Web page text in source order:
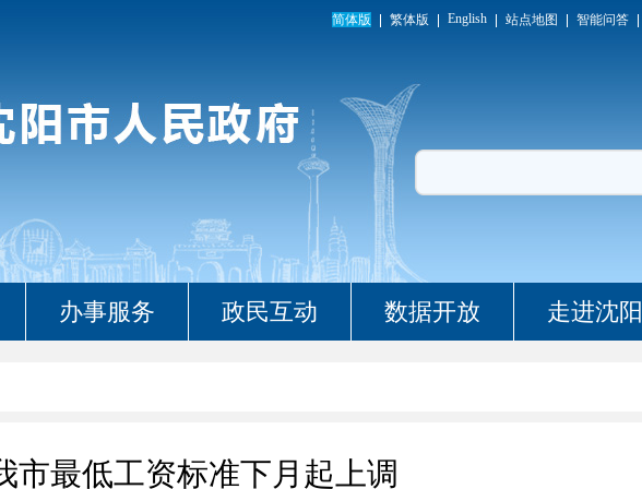
简体版 繁体版 English 站点地图 智能问答
办事服务 政民互动 数据开放 走进沈阳
市最低工资标准下月起上调